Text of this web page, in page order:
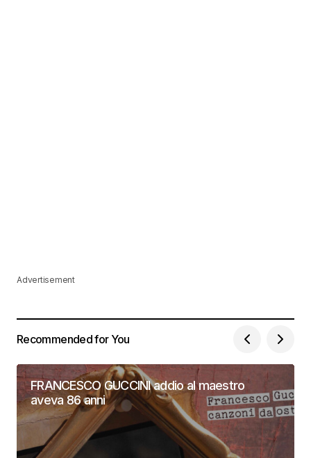
Advertisement
Recommended for You
FRANCESCO GUCCINI addio al maestro
aveva 86 anni